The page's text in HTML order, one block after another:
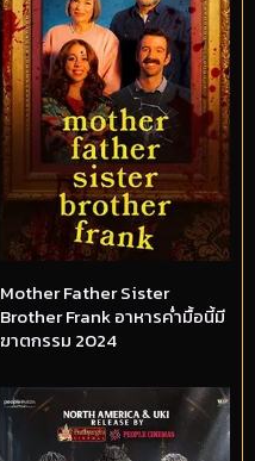
Mother Father Sister
Brother Frank อาหารค่ำมื้อนี้มี
ฆาตกรรม 2024